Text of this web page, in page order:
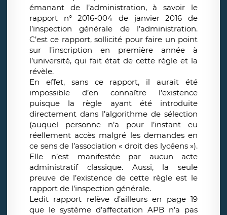
émanant de l’administration, à savoir le
rapport n° 2016-004 de janvier 2016 de
l’inspection générale de l’administration.
C’est ce rapport, sollicité pour faire un point
sur l’inscription en première année à
l’université, qui fait état de cette règle et la
révèle.
En effet, sans ce rapport, il aurait été
impossible d’en connaître l’existence
puisque la règle ayant été introduite
directement dans l’algorithme de sélection
(auquel personne n’a pour l’instant eu
réellement accès malgré les demandes en
ce sens de l’association « droit des lycéens »).
Elle n’est manifestée par aucun acte
administratif classique. Aussi, la seule
preuve de l’existence de cette règle est le
rapport de l’inspection générale.
Ledit rapport relève d’ailleurs en page 19
que le système d’affectation APB n’a pas